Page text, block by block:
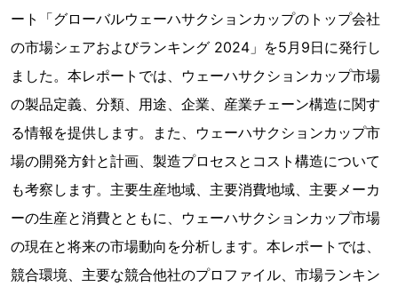
ート「グローバルウェーハサクションカップのトップ会社
の市場シェアおよびランキング 2024」を5月9日に発行し
ました。本レポートでは、ウェーハサクションカップ市場
の製品定義、分類、用途、企業、産業チェーン構造に関す
る情報を提供します。また、ウェーハサクションカップ市
場の開発方針と計画、製造プロセスとコスト構造について
も考察します。主要生産地域、主要消費地域、主要メーカ
ーの生産と消費とともに、ウェーハサクションカップ市場
の現在と将来の市場動向を分析します。本レポートでは、
競合環境、主要な競合他社のプロファイル、市場ランキン